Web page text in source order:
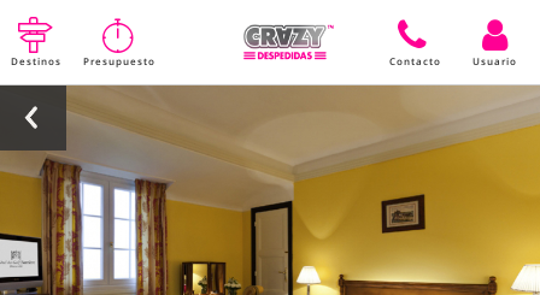
Destinos Presupuesto Contacto Usuario